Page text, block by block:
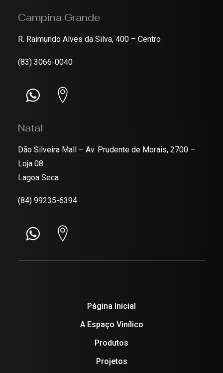
Campina Grande
R. Raimundo Alves da Silva, 400 – Centro
(83) 3066-0040
Natal
Dão Silveira Mall – Av. Prudente de Morais, 2700 –
Loja 08
Lagoa Seca
(84) 99235-6394
Página Inicial
A Espaço Vinílico
Produtos
Projetos